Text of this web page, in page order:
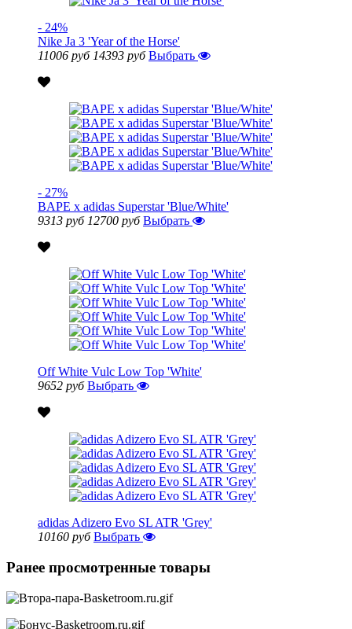
- 24%
Nike Ja 3 'Year of the Horse'
11006 руб 14393 руб Выбрать
- 27%
BAPE x adidas Superstar 'Blue/White'
9313 руб 12700 руб Выбрать
Off White Vulc Low Top 'White'
9652 руб Выбрать
adidas Adizero Evo SL ATR 'Grey'
10160 руб Выбрать
Ранее просмотренные товары